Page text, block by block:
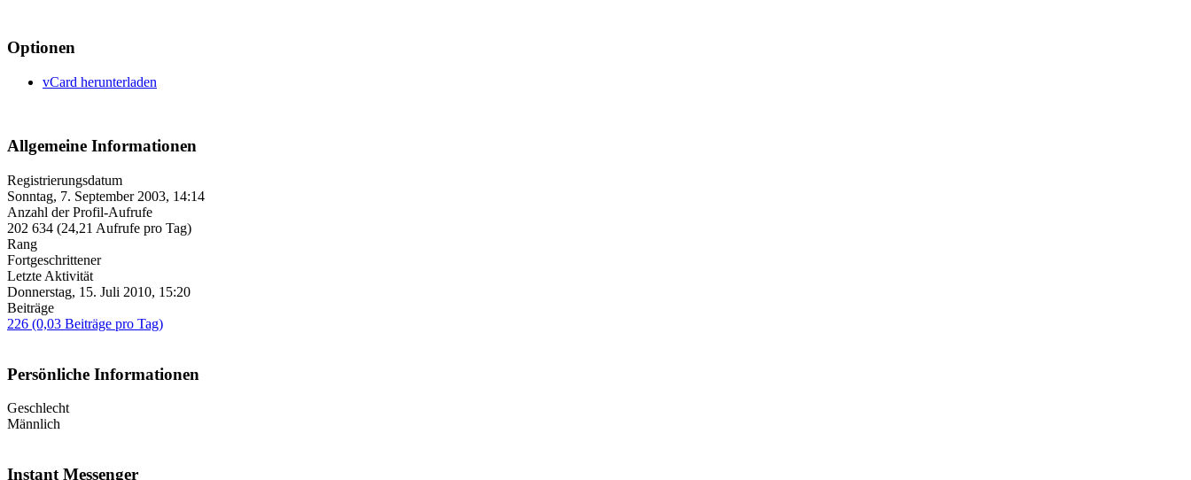
Optionen
vCard herunterladen
Allgemeine Informationen
Registrierungsdatum
Sonntag, 7. September 2003, 14:14
Anzahl der Profil-Aufrufe
202 634 (24,21 Aufrufe pro Tag)
Rang
Fortgeschrittener
Letzte Aktivität
Donnerstag, 15. Juli 2010, 15:20
Beiträge
226 (0,03 Beiträge pro Tag)
Persönliche Informationen
Geschlecht
Männlich
Instant Messenger